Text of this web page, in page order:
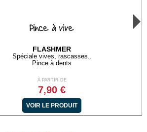
Pince à vive
FLASHMER
Spéciale vives, rascasses..
Pince à dents
À PARTIR DE
7,90 €
VOIR LE PRODUIT